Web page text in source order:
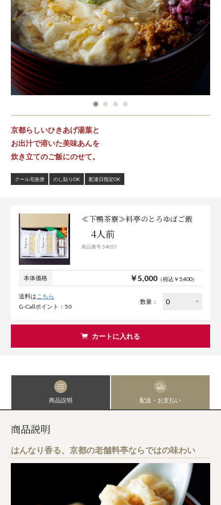
京都らしいひきあげ湯葉と
お出汁で溶いた美味あんを
炊き立てのご飯にのせて。
クール宅急便 のし貼りOK 配達日指定OK
≪下鴨茶寮≫料亭のとろゆばご飯
4人前
商品番号 54057
本体価格 ￥5,000（税込￥5,400）
送料はこちら
G-Callポイント：50
数量：
カートに入れる
商品説明 配送・お支払い
商品説明
はんなり香る、京都の老舗料亭ならではの味わい